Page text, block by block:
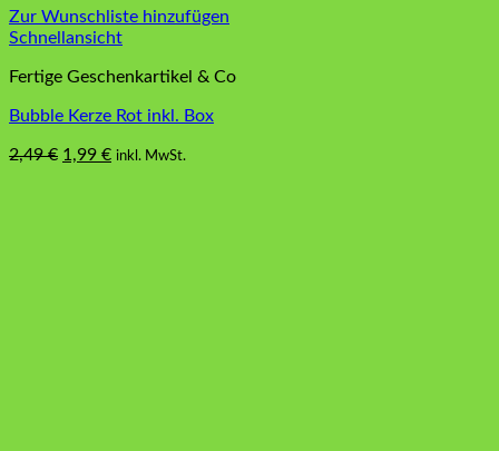
Zur Wunschliste hinzufügen
Schnellansicht
Fertige Geschenkartikel & Co
Bubble Kerze Rot inkl. Box
2,49€ Ursprünglicher
1,99 €Aktueller
inkl. MwSt.